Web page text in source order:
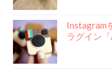
Instagram
ラグイン